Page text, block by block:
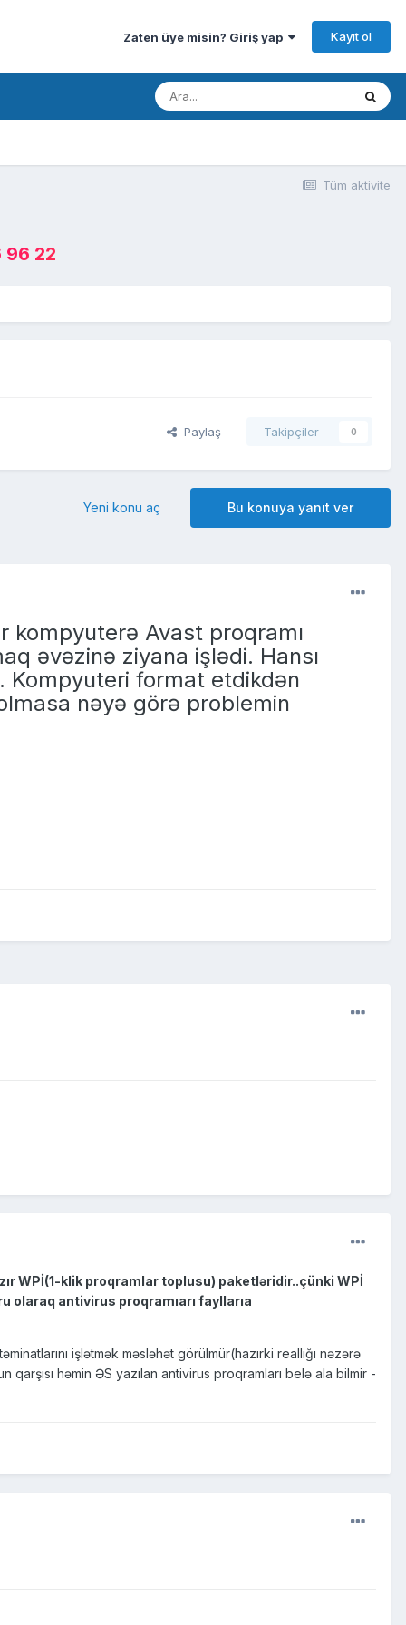
Zaten üye misin? Giriş yap Kayıt ol
Tüm aktivite
96 22
Paylaş Takipçiler 0
Bu konuya yanıt ver
Yeni konu aç
kompyuterə Avast proqramı
əvəzinə ziyana işlədi. Hansı
Kompyuteri format etdikdən
nəyə görə problemin
WPİ(1-klik proqramlar toplusu) paketləridir..çünki WPİ
olaraq antivirus proqramıarı fayllarıa
işlətmək məsləhət görülmür(hazırki reallığı nəzərə
həmin ƏS yazılan antivirus proqramları belə ala bilmir -